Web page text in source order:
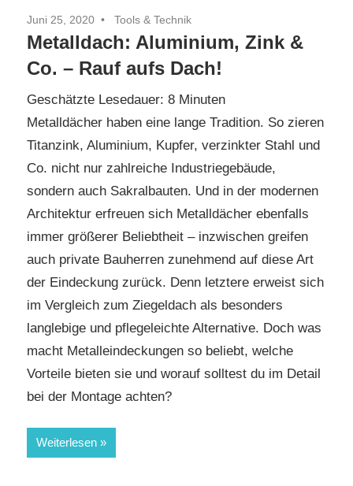
Juni 25, 2020 Tools & Technik
Metalldach: Aluminium, Zink &
Co. – Rauf aufs Dach!
Geschätzte Lesedauer: 8 Minuten
Metalldächer haben eine lange Tradition. So zieren
Titanzink, Aluminium, Kupfer, verzinkter Stahl und
Co. nicht nur zahlreiche Industriegebäude,
sondern auch Sakralbauten. Und in der modernen
Architektur erfreuen sich Metalldächer ebenfalls
immer größerer Beliebtheit – inzwischen greifen
auch private Bauherren zunehmend auf diese Art
der Eindeckung zurück. Denn letztere erweist sich
im Vergleich zum Ziegeldach als besonders
langlebige und pflegeleichte Alternative. Doch was
macht Metalleindeckungen so beliebt, welche
Vorteile bieten sie und worauf solltest du im Detail
bei der Montage achten?
Weiterlesen